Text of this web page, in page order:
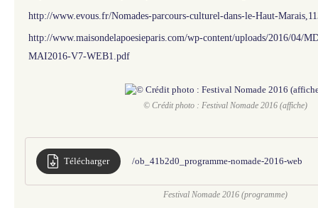
http://www.evous.fr/Nomades-parcours-culturel-dans-le-Haut-
http://www.maisondelapoesieparis.com/wp-content/uploads/2016/04/
MAI2016-V7-WEB1.pdf
© Crédit photo : Festival Nomade 2016 (affiche)
Télécharger /ob_41b2d0_programme-nomade-2016-web
Festival Nomade 2016 (programme)